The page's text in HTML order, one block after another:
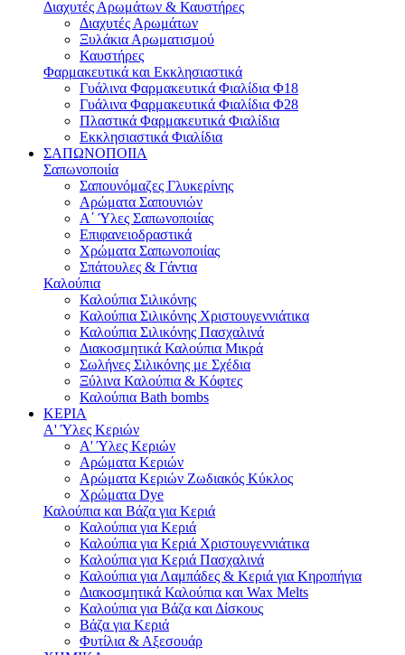
Διαχυτές Αρωμάτων & Καυστήρες
Διαχυτές Αρωμάτων
Ξυλάκια Αρωματισμού
Καυστήρες
Φαρμακευτικά και Εκκλησιαστικά
Γυάλινα Φαρμακευτικά Φιαλίδια Φ18
Γυάλινα Φαρμακευτικά Φιαλίδια Φ28
Πλαστικά Φαρμακευτικά Φιαλίδια
Εκκλησιαστικά Φιαλίδια
ΣΑΠΩΝΟΠΟΙΙΑ
Σαπωνοποιία
Σαπουνόμαζες Γλυκερίνης
Αρώματα Σαπουνιών
Α΄ Ύλες Σαπωνοποιίας
Επιφανειοδραστικά
Χρώματα Σαπωνοποιίας
Σπάτουλες & Γάντια
Καλούπια
Καλούπια Σιλικόνης
Καλούπια Σιλικόνης Χριστουγεννιάτικα
Καλούπια Σιλικόνης Πασχαλινά
Διακοσμητικά Καλούπια Μικρά
Σωλήνες Σιλικόνης με Σχέδια
Ξύλινα Καλούπια & Κόφτες
Καλούπια Bath bombs
ΚΕΡΙΑ
Α' Ύλες Κεριών
Α' Ύλες Κεριών
Αρώματα Κεριών
Αρώματα Κεριών Ζωδιακός Κύκλος
Χρώματα Dye
Καλούπια και Βάζα για Κεριά
Καλούπια για Κεριά
Καλούπια για Κεριά Χριστουγεννιάτικα
Καλούπια για Κεριά Πασχαλινά
Καλούπια για Λαμπάδες & Κεριά για Κηροπήγια
Διακοσμητικά Καλούπια και Wax Melts
Καλούπια για Βάζα και Δίσκους
Βάζα για Κεριά
Φυτίλια & Αξεσουάρ